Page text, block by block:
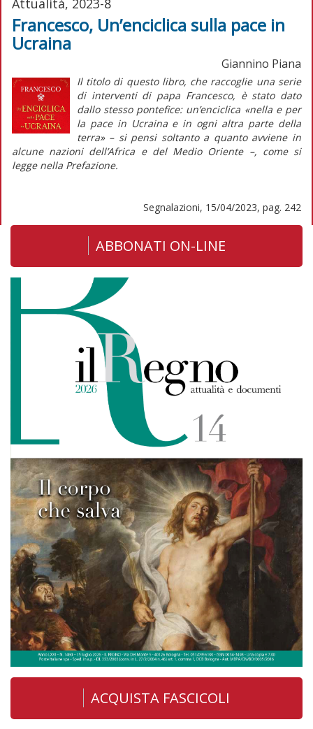
Attualità, 2023-8
Francesco, Un’enciclica sulla pace in
Ucraina
Giannino Piana
Il titolo di questo libro, che raccoglie una serie
di interventi di papa Francesco, è stato dato
dallo stesso pontefice: un’enciclica «nella e per
la pace in Ucraina e in ogni altra parte della
terra» – si pensi soltanto a quanto avviene in
alcune nazioni dell’Africa e del Medio Oriente –, come si
legge nella Prefazione.
Segnalazioni, 15/04/2023, pag. 242
ABBONATI ON-LINE
ACQUISTA FASCICOLI